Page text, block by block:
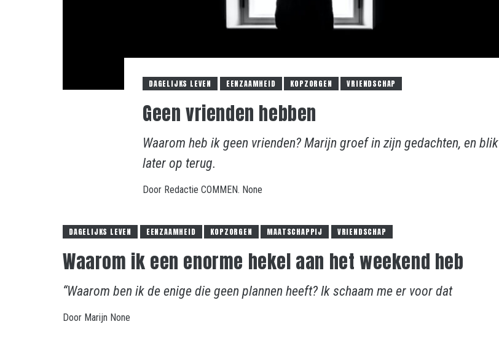
DAGELIJKS LEVEN EENZAAMHEID KOPZORGEN VRIENDSCHAP
Geen vrienden hebben
Waarom heb ik geen vrienden? Marijn groef in zijn gedachten, en
later op terug.
Door Redactie COMMEN. None
DAGELIJKS LEVEN EENZAAMHEID KOPZORGEN MAATSCHAPPIJ VRIENDSCHAP
Waarom ik een enorme hekel aan het weekend heb
“Waarom ben ik de enige die geen plannen heeft? Ik schaam me er voor dat
Door Marijn None